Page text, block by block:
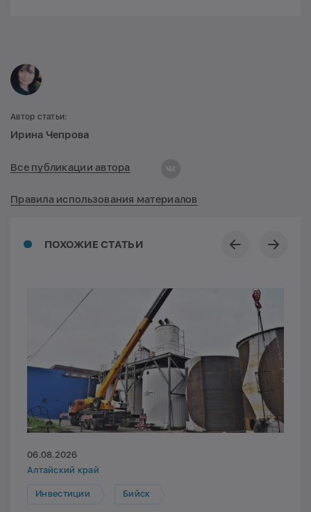
ПОХОЖИЕ СТАТЬИ
06.08.2026
Алтайский край
Инвестиции Бийск
Автор статьи:
Ирина Чепрова
Все публикации автора
Правила использования материалов